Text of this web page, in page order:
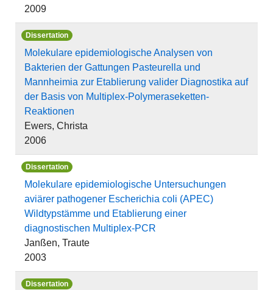
2009
Dissertation
Molekulare epidemiologische Analysen von
Bakterien der Gattungen Pasteurella und
Mannheimia zur Etablierung valider Diagnostika auf
der Basis von Multiplex-Polymeraseketten-
Reaktionen
Ewers, Christa
2006
Dissertation
Molekulare epidemiologische Untersuchungen
aviärer pathogener Escherichia coli (APEC)
Wildtypstämme und Etablierung einer
diagnostischen Multiplex-PCR
Janßen, Traute
2003
Dissertation